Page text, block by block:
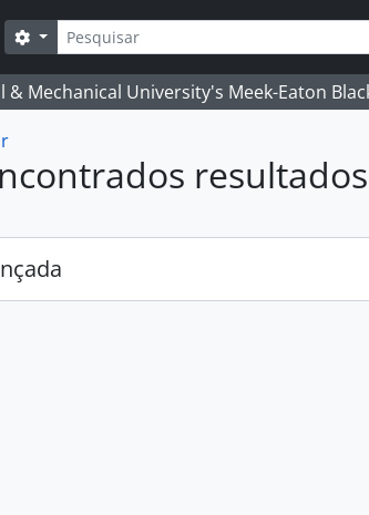
Pesquisar
Opções de busca
Mechanical University's Meek-Eaton
resultados